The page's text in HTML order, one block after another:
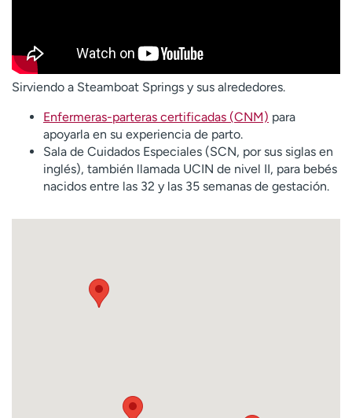
Sirviendo a Steamboat Springs y sus alrededores.
Enfermeras-parteras certificadas (CNM) para
apoyarla en su experiencia de parto.
Sala de Cuidados Especiales (SCN, por sus siglas en
inglés), también llamada UCIN de nivel II, para bebés
nacidos entre las 32 y las 35 semanas de gestación.